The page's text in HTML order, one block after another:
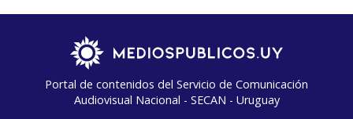
Portal de contenidos del Servicio de Comunicación
Audiovisual Nacional - SECAN - Uruguay